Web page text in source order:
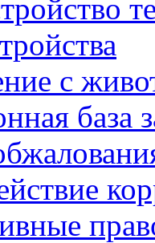
с
база